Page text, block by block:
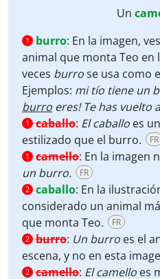
Un
1 burro: En la imagen, ves
animal que monta Teo en
veces burrose usa como
Ejemplos: mi tío tiene un
burro eres! Te has vuelto
1 caballo: El caballo es
estilizado que el burro.
FR
1 camello: En la imagen
un burro.
FR
2 caballo: En la
considerado un animal
que monta Teo.
FR
2 burro: Un burro es el
escena, y no en esta
2 camello: El camello es